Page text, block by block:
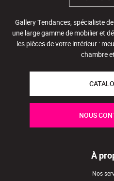
Gallery Tendances, spécialiste
une large gamme de mobilier et
les pièces de votre intérieur :
chambre
NOUS
À
Nos